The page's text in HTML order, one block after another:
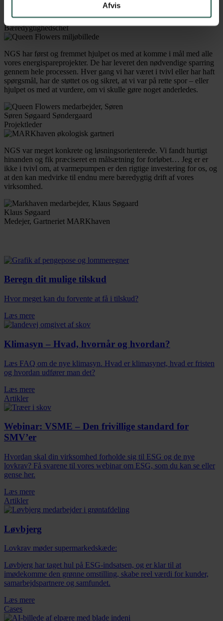
Afvis
Jan Brevadt
Bæredygtighedschef
NGS har først og fremmet hjulpet os med at komme i mål med alle
vores energispareprojekter. De har leveret den nødvendige sparring
gennem hele processen. Hver gang vi har været i tvivl eller har haft
spørgsmål, har de støttet os og sikret, at vi var på rette spor – eller
hjulpet os med at vurdere, om vi skulle gøre noget anderledes.
Søren Søgaard Søndergaard
Projektleder
NGS var meget konkrete og løsningsorienterede. Vi fandt hurtigt
hinanden og fik præciseret en målsætning for forløbet… Jeg er er
ikke i tvivl om, at varmepumpen er den rigtige investering for os, og
at den kan medvirke til endnu mere bæredygtig drift af vores
virksomhed.
Klaus Søgaard
Medejer, Gartneriet MARKhaven
Beregn dit mulige tilskud
Hvor meget kan du forvente at få i tilskud?
Læs mere
Klimasyn – Hvad, hvornår og hvordan?
Læs FAQ om de nye klimasyn. Hvad er klimasynet, hvad er fristen
og hvordan udfører man det?
Læs mere
Artikler
Webinar: VSME – Den frivillige standard for
SMV’er
Hvordan skal din virksomhed forholde sig til ESG og de nye
lovkrav? Få svarene til vores webinar om ESG, som du kan se eller
gense her.
Læs mere
Artikler
Løvbjerg
Lovkrav møder supermarkedskæde:
Løvbjerg har taget hul på ESG-indsatsen, og er klar til at
imødekomme den grønne omstilling, skabe reel værdi for kunder,
samarbejdspartnere og samfundet.
Læs mere
Cases